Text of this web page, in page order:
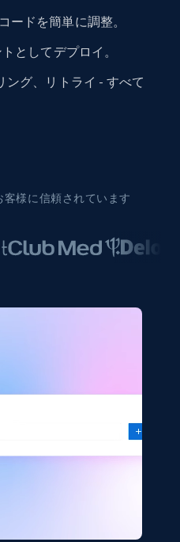
ードを簡単に調整。
としてデプロイ。
ング、リトライ - すべて
様に信頼されています